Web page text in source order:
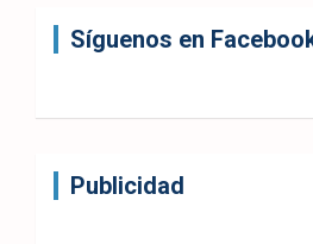
Síguenos en
Publicidad